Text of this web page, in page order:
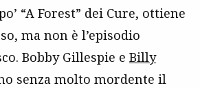
“A Forest” dei Cure, ottiene
ma non è l’episodio
Bobby Gillespie e Billy
senza molto mordente il